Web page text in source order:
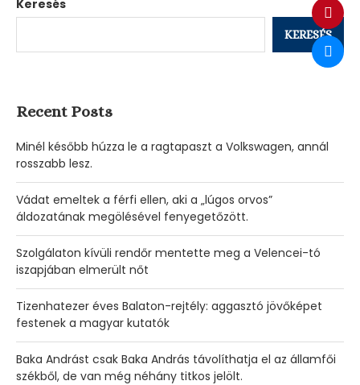
Keresés
KERESÉS
Recent Posts
Minél később húzza le a ragtapaszt a Volkswagen, annál
rosszabb lesz.
Vádat emeltek a férfi ellen, aki a „lúgos orvos”
áldozatának megölésével fenyegetőzött.
Szolgálaton kívüli rendőr mentette meg a Velencei-tó
iszapjában elmerült nőt
Tizenhatezer éves Balaton-rejtély: aggasztó jövőképet
festenek a magyar kutatók
Baka Andrást csak Baka András távolíthatja el az államfői
székből, de van még néhány titkos jelölt.